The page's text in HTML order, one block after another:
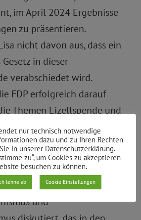
im April 2024 Ergebnisse
zu präsentieren.
nicht davon aus, dass ein
in dieser
verabschiedet wird.
FDP erfolgreich darauf
Themen Eizellspende und
ebenfalls
obwohl sie bei den Grünen
betrachtet wurden.
Veranstaltung wurde das
und
nur technisch notwendige
dazu und zu Ihren Rechten
in unserer Datenschutzerklärung.
zu“, um Cookies zu akzeptieren
besuchen zu können.
lehne ab Cookie Einstellungen